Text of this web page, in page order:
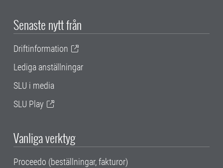
Senaste nytt från
Driftinformation
Lediga anställningar
SLU i media
SLU Play
Vanliga verktyg
Proceedo (beställningar, fakturor)